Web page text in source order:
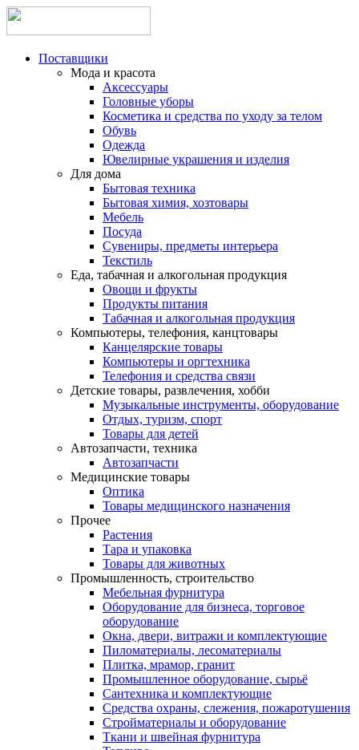
Поставщики
Мода и красота
Аксессуары
Головные уборы
Косметика и средства по уходу за телом
Обувь
Одежда
Ювелирные украшения и изделия
Для дома
Бытовая техника
Бытовая химия, хозтовары
Мебель
Посуда
Сувениры, предметы интерьера
Текстиль
Еда, табачная и алкогольная продукция
Овощи и фрукты
Продукты питания
Табачная и алкогольная продукция
Компьютеры, телефония, канцтовары
Канцелярские товары
Компьютеры и оргтехника
Телефония и средства связи
Детские товары, развлечения, хобби
Музыкальные инструменты, оборудование
Отдых, туризм, спорт
Товары для детей
Автозапчасти, техника
Автозапчасти
Медицинские товары
Оптика
Товары медицинского назначения
Прочее
Растения
Тара и упаковка
Товары для животных
Промышленность, строительство
Мебельная фурнитура
Оборудование для бизнеса, торговое
оборудование
Окна, двери, витражи и комплектующие
Пиломатериалы, лесоматериалы
Плитка, мрамор, гранит
Промышленное оборудование, сырьё
Сантехника и комплектующие
Средства охраны, слежения, пожаротушения
Стройматериалы и оборудование
Ткани и швейная фурнитура